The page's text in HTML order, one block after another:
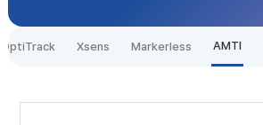
OptiTrack Xsens Markerless AMTI